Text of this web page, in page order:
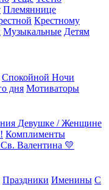
Племяннице
Крестному
Музыкальные Детям
Спокойной Ночи
дня Мотиваторы
Девушке / Женщине
Комплименты
Валентина 💛
Праздники Именины С